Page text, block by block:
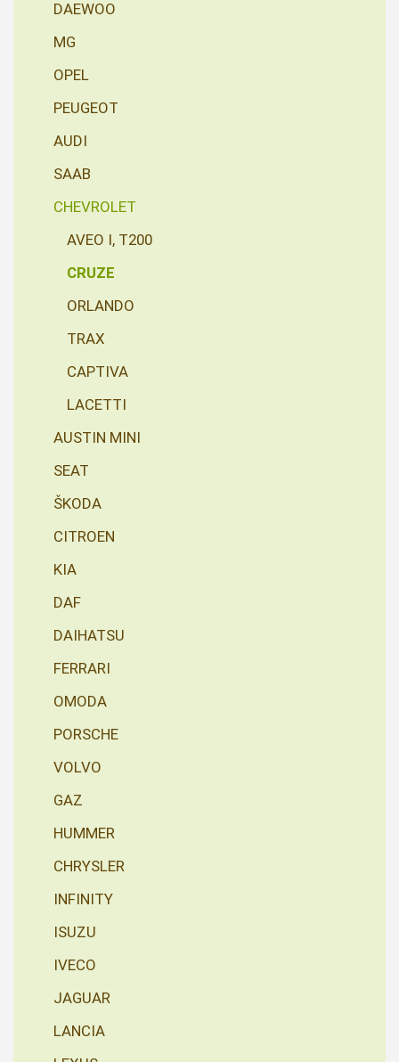
DAEWOO
MG
OPEL
PEUGEOT
AUDI
SAAB
CHEVROLET
AVEO I, T200
CRUZE
ORLANDO
TRAX
CAPTIVA
LACETTI
AUSTIN MINI
SEAT
ŠKODA
CITROEN
KIA
DAF
DAIHATSU
FERRARI
OMODA
PORSCHE
VOLVO
GAZ
HUMMER
CHRYSLER
INFINITY
ISUZU
IVECO
JAGUAR
LANCIA